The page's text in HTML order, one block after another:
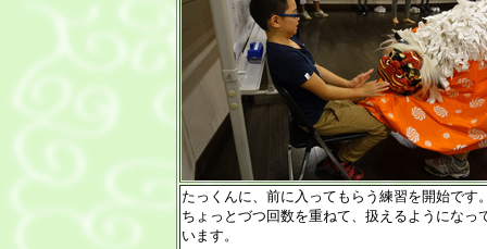
たっくんに、前に入ってもらう練習を開始です
ちょっとづつ回数を重ねて、扱えるようになっ
います。